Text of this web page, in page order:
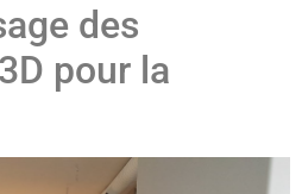
des
pour la